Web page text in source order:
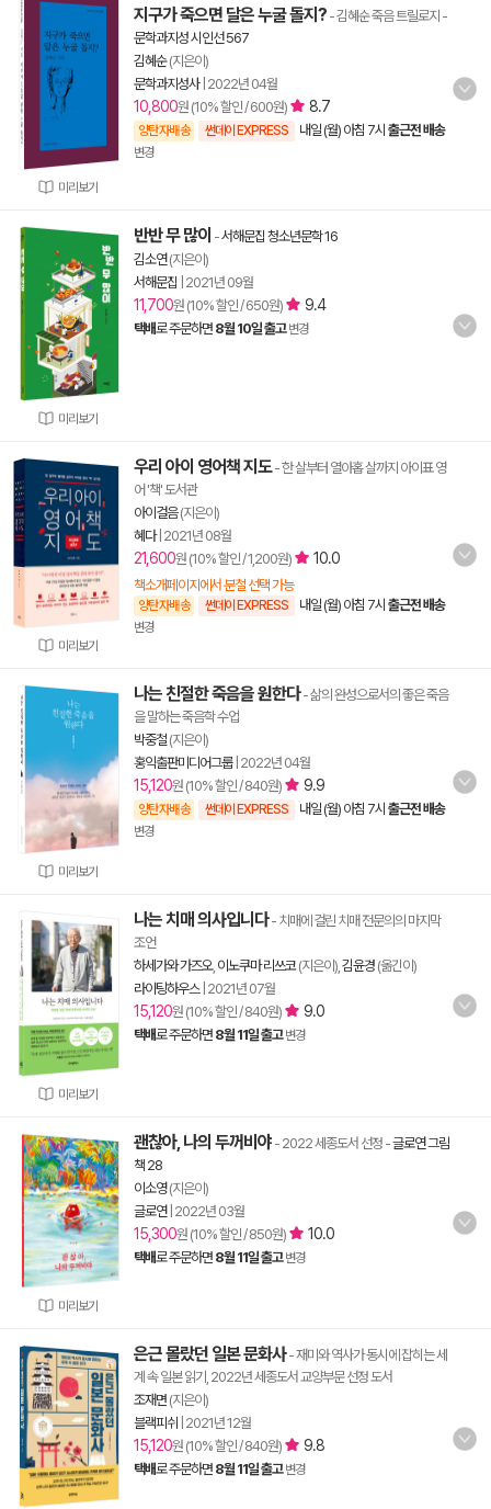
미리보기
지구가 죽으면 달은 누굴 돌지? - 김혜순 죽음 트릴로지 -
문학과지성 시인선 567
김혜순(지은이)
문학과지성사| 2022년 04월
10,800원 (10% 할인 / 600원) 8.7
양탄자배송 썬데이 EXPRESS 내일 (월) 아침 7시 출근전 배송
변경
미리보기
반반 무 많이 -서해문집 청소년문학 16
김소연(지은이)
서해문집 2021년 09월
11,700원 (10% 할인 / 650원) 9.4
택배로 주문하면 8월 10일 출고 변경
미리보기
우리 아이 영어책 지도- 한 살부터 열아홉 살까지 아이표 영
어 '책' 도서관
아이걸음(지은이)
혜다| 2021년 08월
21,600원 (10% 할인 / 1,200원) 10.0
책소개페이지에서 분철 선택 가능
양탄자배송 썬데이 EXPRESS 내일 (월) 아침 7시 출근전 배송
변경
미리보기
나는 친절한 죽음을 원한다- 삶의 완성으로서의 좋은 죽음
을 말하는 죽음학 수업
박중철 (지은이)
홍익출판미디어그룹| 2022년 04월
15,120원 (10% 할인 / 840원) 9.9
양탄자배송 썬데이 EXPRESS 내일 (월) 아침 7시 출근전 배송
변경
미리보기
나는 치매 의사입니다- 치매에 걸린 치매 전문의의 마지막
조언
하세가와 가즈오, 이노쿠마 리쓰코(지은이), 김윤경 (옮긴이)
라이팅하우스| 2021년 07월
15,120원 (10% 할인 / 840원) 9.0
택배로 주문하면 8월 11일 출고 변경
미리보기
괜찮아, 나의 두꺼비야 - 2022 세종도서 선정 -글로연 그림
책 28
이소영(지은이)
글로연| 2022년 03월
15,300원 (10% 할인 / 850원) 10.0
택배로 주문하면 8월 11일 출고 변경
은근 몰랐던 일본 문화사- 재미와 역사가 동시에 잡히는 세
계 속 일본 읽기, 2022년 세종도서 교양부문 선정 도서
조재면 (지은이)
블랙피쉬 2021년 12월
15,120원 (10% 할인 / 840원) 9.8
택배로 주문하면 8월 11일 출고 변경